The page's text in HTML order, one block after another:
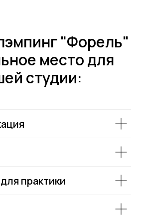
"Форель"
место для
студии:
практики